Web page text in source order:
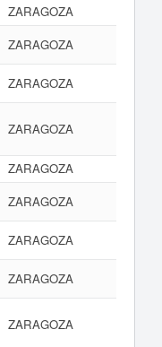
ZARAGOZA
ZARAGOZA
ZARAGOZA
ZARAGOZA
ZARAGOZA
ZARAGOZA
ZARAGOZA
ZARAGOZA
ZARAGOZA